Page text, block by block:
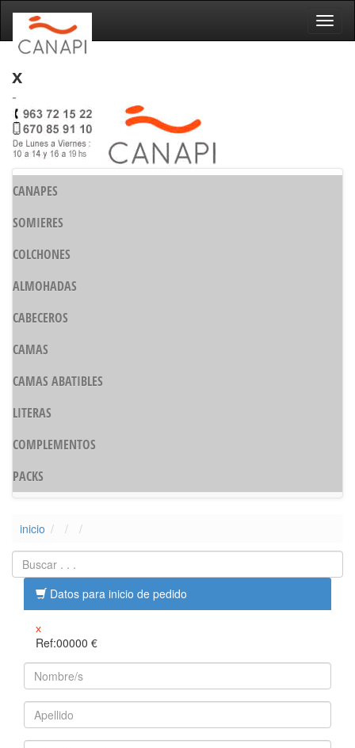
x
-
CANAPES
SOMIERES
COLCHONES
ALMOHADAS
CABECEROS
CAMAS
CAMAS ABATIBLES
LITERAS
COMPLEMENTOS
PACKS
inicio
Datos para inicio de pedido
x
Ref:00000 €